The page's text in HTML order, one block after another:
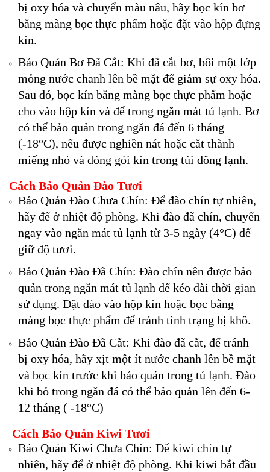
bị oxy hóa và chuyển màu nâu, hãy bọc kín bơ
bằng màng bọc thực phẩm hoặc đặt vào hộp đựng
kín.
Bảo Quản Bơ Đã Cắt: Khi đã cắt bơ, bôi một lớp
mỏng nước chanh lên bề mặt để giảm sự oxy hóa.
Sau đó, bọc kín bằng màng bọc thực phẩm hoặc
cho vào hộp kín và để trong ngăn mát tủ lạnh. Bơ
có thể bảo quản trong ngăn đá đến 6 tháng
(-18°C), nếu được nghiền nát hoặc cắt thành
miếng nhỏ và đóng gói kín trong túi đông lạnh.
Cách Bảo Quản Đào Tươi
Bảo Quản Đào Chưa Chín: Để đào chín tự nhiên,
hãy để ở nhiệt độ phòng. Khi đào đã chín, chuyển
ngay vào ngăn mát tủ lạnh từ 3-5 ngày (4°C) để
giữ độ tươi.
Bảo Quản Đào Đã Chín: Đào chín nên được bảo
quản trong ngăn mát tủ lạnh để kéo dài thời gian
sử dụng. Đặt đào vào hộp kín hoặc bọc bằng
màng bọc thực phẩm để tránh tình trạng bị khô.
Bảo Quản Đào Đã Cắt: Khi đào đã cắt, để tránh
bị oxy hóa, hãy xịt một ít nước chanh lên bề mặt
và bọc kín trước khi bảo quản trong tủ lạnh. Đào
khi bỏ trong ngăn đá có thể bảo quản lên đến 6-
12 tháng ( -18°C)
Cách Bảo Quản Kiwi Tươi
Bảo Quản Kiwi Chưa Chín: Để kiwi chín tự
nhiên, hãy để ở nhiệt độ phòng. Khi kiwi bắt đầu